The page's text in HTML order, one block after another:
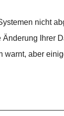
nicht
Ihrer
aber